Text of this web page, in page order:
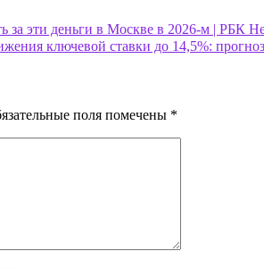
за эти деньги в Москве в 2026-м | РБК
ключевой ставки до 14,5%:
поля помечены *